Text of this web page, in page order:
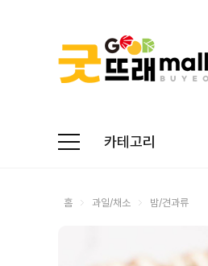
카테고리
홈 과일/채소 밤/견과류